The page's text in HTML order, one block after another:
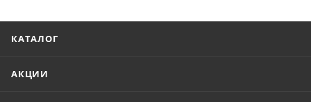
КАТАЛОГ
АКЦИИ